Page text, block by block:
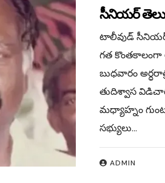
సీనియర్
ADMIN
టాలీవుడ్ సీనియర్‌
గత కొంతకాలంగా
బుధవారం
తుదిశ్వాస
మధ్యాహ్నం
సభ్యులు…